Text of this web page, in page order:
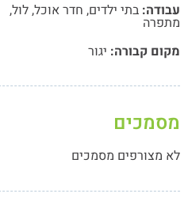
עבודה: בתי ילדים, חדר אוכל,לול,
מתפרה
מקום קבורה: יגור
מסמכים
לא מצורפים מסמכים